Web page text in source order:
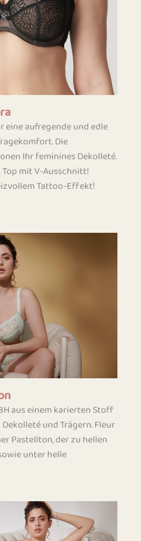
eine aufregende und edle
Die
Ihr feminines Dekolleté.
mit V-Ausschnitt!
Tattoo-Effekt!
aus einem karierten Stoff
und Trägern. Fleur
Pastellton, der zu hellen
unter helle